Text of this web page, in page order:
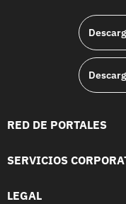
RED DE PORTALES
SERVICIOS
LEGAL